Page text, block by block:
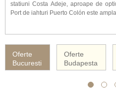
statiuni Costa Adeje, aproape de
Port de iahturi Puerto Colón este
Descrierea hotelului
303 camere
Oferte
Bucuresti
Oferte
Budapesta